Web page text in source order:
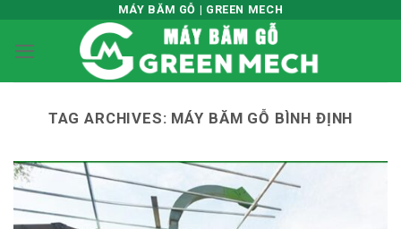
content
MÁY BĂM GỖ | GREEN MECH
TAG ARCHIVES: MÁY BĂM GỖ BÌNH ĐỊNH